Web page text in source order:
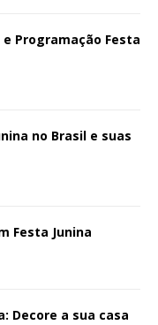
e Programação Festa
no Brasil e suas
Festa Junina
Decore a sua casa